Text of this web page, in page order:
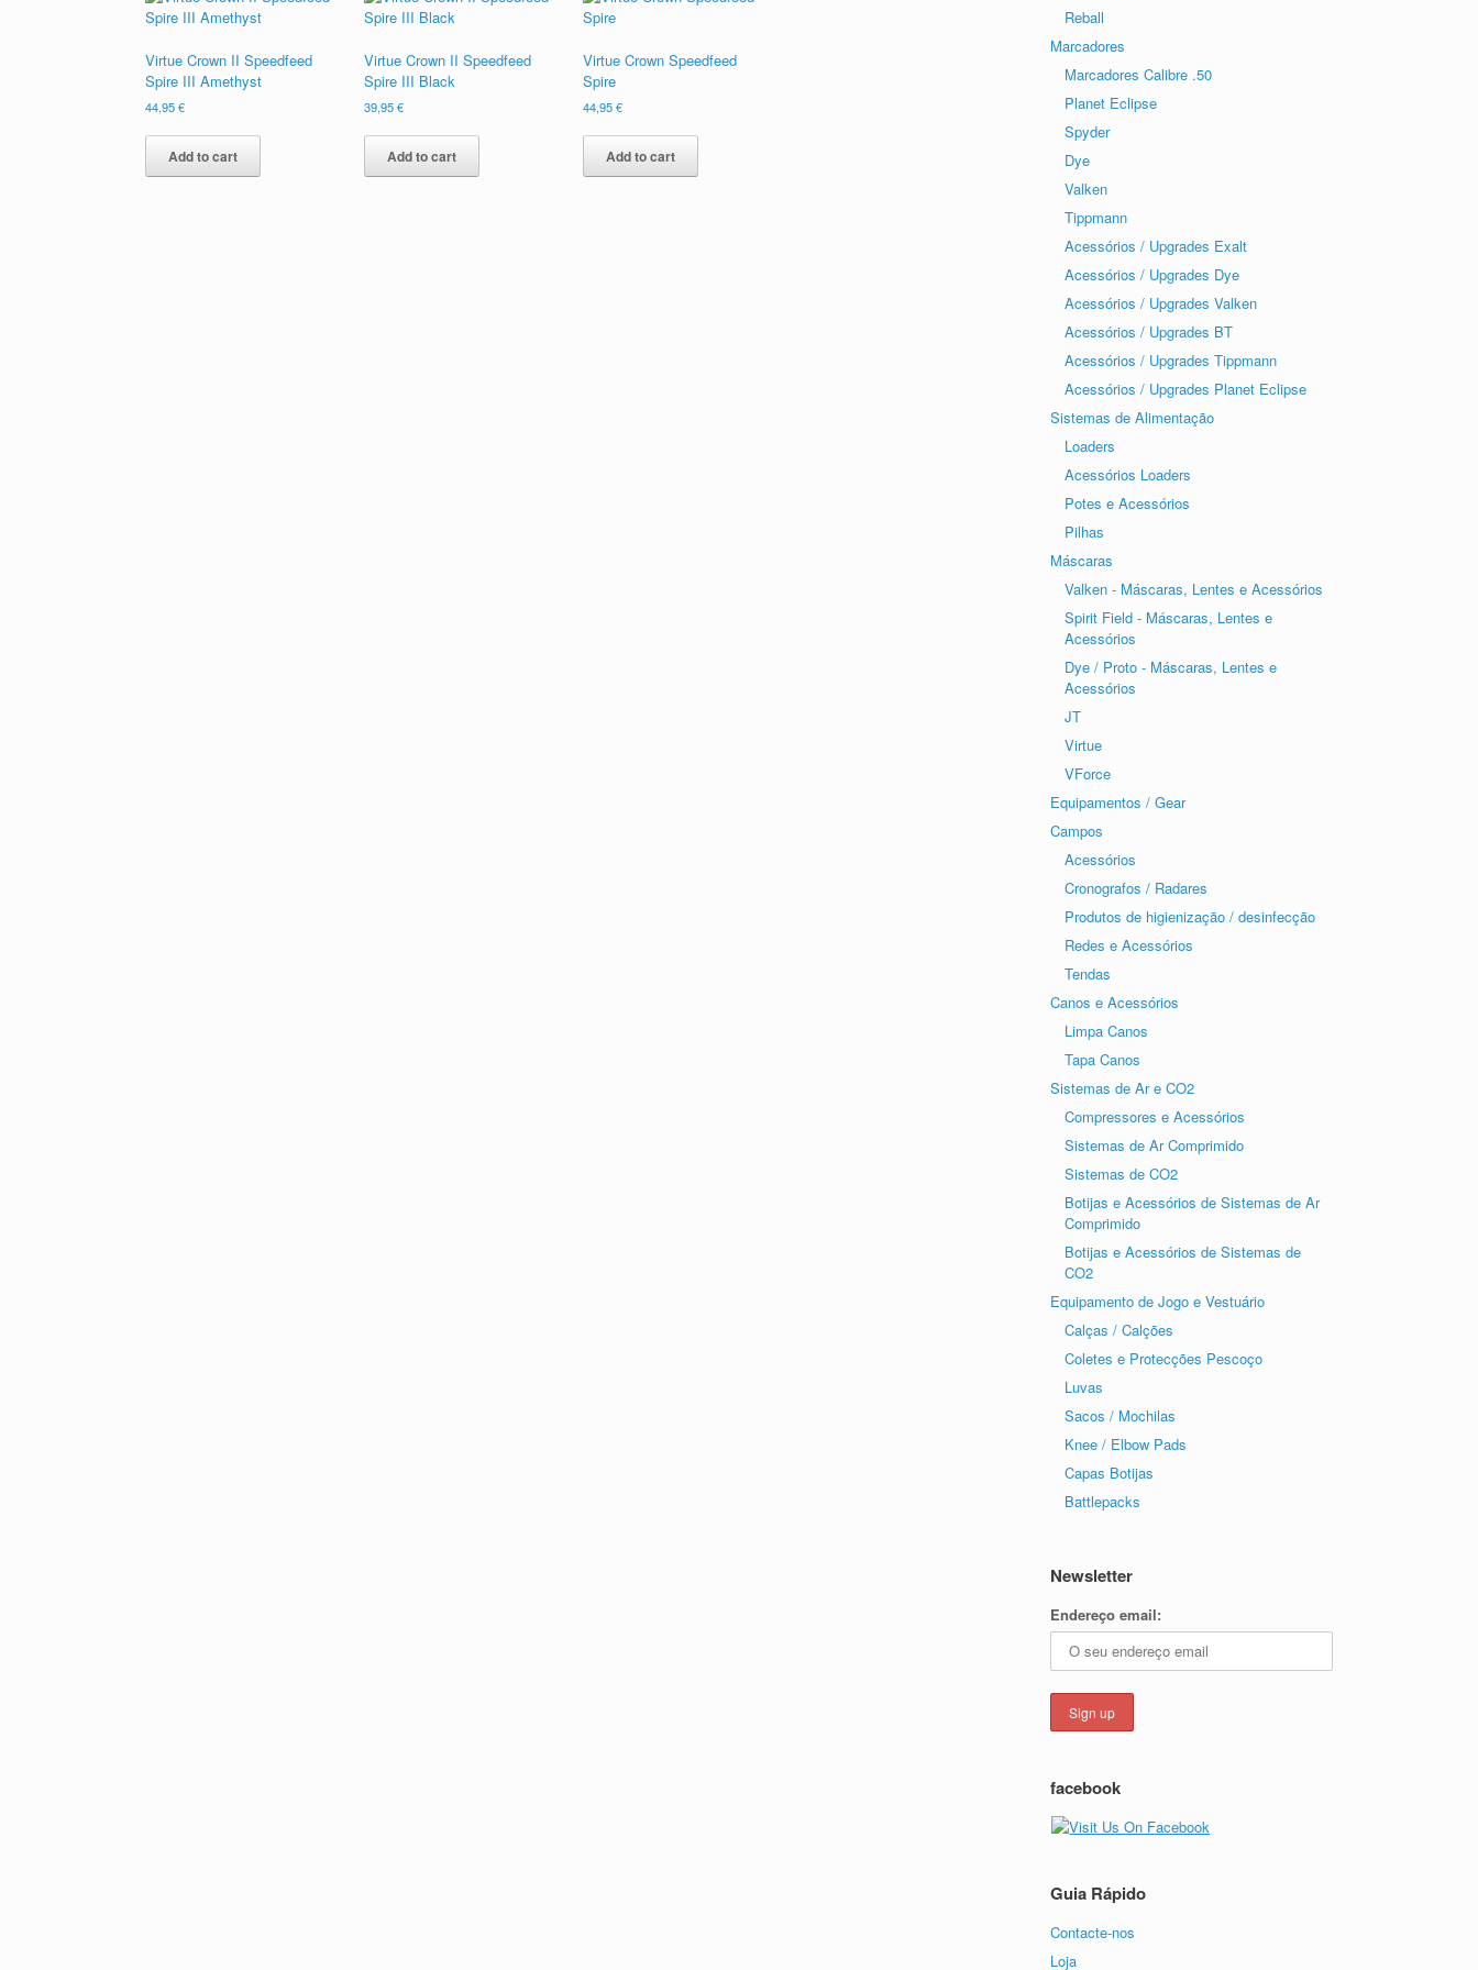
Virtue Crown II Speedfeed
Spire III Amethyst
44,95€
Add to cart
Virtue Crown II Speedfeed
Spire III Black
39,95€
Add to cart
Virtue Crown Speedfeed
Spire
44,95€
Add to cart
Reball
Marcadores
Marcadores Calibre .50
Planet Eclipse
Spyder
Dye
Valken
Tippmann
Acessórios / Upgrades Exalt
Acessórios / Upgrades Dye
Acessórios / Upgrades Valken
Acessórios / Upgrades BT
Acessórios / Upgrades Tippmann
Acessórios / Upgrades Planet Eclipse
Sistemas de Alimentação
Loaders
Acessórios Loaders
Potes e Acessórios
Pilhas
Máscaras
Valken - Máscaras, Lentes e Acessórios
Spirit Field - Máscaras, Lentes e
Acessórios
Dye / Proto - Máscaras, Lentes e
Acessórios
JT
Virtue
VForce
Equipamentos / Gear
Campos
Acessórios
Cronografos / Radares
Produtos de higienização / desinfecção
Redes e Acessórios
Tendas
Canos e Acessórios
Limpa Canos
Tapa Canos
Sistemas de Ar e CO2
Compressores e Acessórios
Sistemas de Ar Comprimido
Sistemas de CO2
Botijas e Acessórios de Sistemas de Ar
Comprimido
Botijas e Acessórios de Sistemas de
CO2
Equipamento de Jogo e Vestuário
Calças / Calções
Coletes e Protecções Pescoço
Luvas
Sacos / Mochilas
Knee / Elbow Pads
Capas Botijas
Battlepacks
Newsletter
Endereço email:
facebook
Guia Rápido
Contacte-nos
Loja